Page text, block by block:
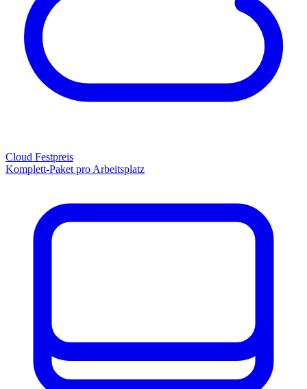
Cloud Festpreis
Komplett-Paket pro Arbeitsplatz